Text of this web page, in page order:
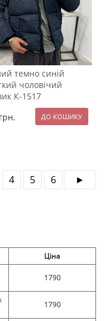
темно синій
чоловічий
К-1517
грн.
4 5 6
Ціна
1790
1790